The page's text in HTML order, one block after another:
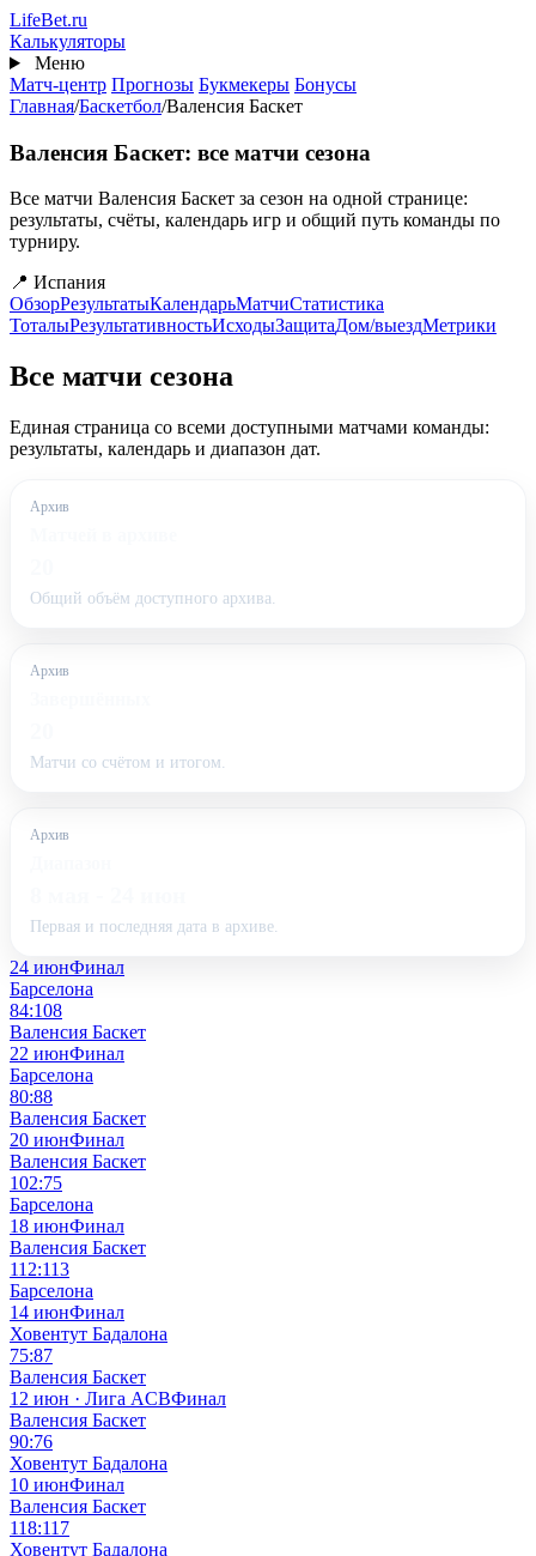
Перейти
к
основному
содержанию
LifeBet.ru
Калькуляторы
Меню
Матч-центр Прогнозы Букмекеры Бонусы
Главная/Баскетбол/Валенсия Баскет
Валенсия Баскет: все матчи сезона
Все матчи Валенсия Баскет за сезон на одной странице:
результаты, счёты, календарь игр и общий путь команды по
турниру.
📍 Испания
ОбзорРезультатыКалендарьМатчиСтатистика
ТоталыРезультативностьИсходыЗащитаДом/выездМетрики
Все матчи сезона
Единая страница со всеми доступными матчами команды:
результаты, календарь и диапазон дат.
Архив
Общий объём доступного архива.
Архив
Матчи со счётом и итогом.
Архив
Первая и последняя дата в архиве.
24 июнФинал
Барселона
84:108
Валенсия Баскет
22 июнФинал
Барселона
80:88
Валенсия Баскет
20 июнФинал
Валенсия Баскет
102:75
Барселона
18 июнФинал
Валенсия Баскет
112:113
Барселона
14 июнФинал
Ховентут Бадалона
75:87
Валенсия Баскет
12 июн · Лига ACBФинал
Валенсия Баскет
90:76
Ховентут Бадалона
10 июнФинал
Валенсия Баскет
118:117
Ховентут Бадалона